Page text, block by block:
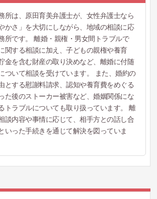
所は、原田育美弁護士が、女性弁護士なら
かさ」を大切にしながら、地域の相談に応
所です。 離婚・親権・男女間トラブルで
関する相談に加え、子どもの親権や養育
金を含む財産の取り決めなど、離婚に付随
ついて相談を受けています。 また、婚約の
とする慰謝料請求、認知や養育費をめぐる
た後のストーカー被害など、婚姻関係にな
トラブルについても取り扱っています。 離
談内容や事情に応じて、相手方との話し合
いった手続きを通じて解決を図っていま